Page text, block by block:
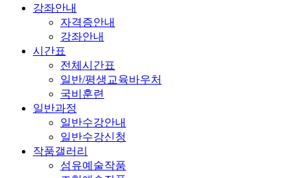
강좌안내
자격증안내
강좌안내
시간표
전체시간표
일반/평생교육바우처
국비훈련
일반과정
일반수강안내
일반수강신청
작품갤러리
섬유예술작품